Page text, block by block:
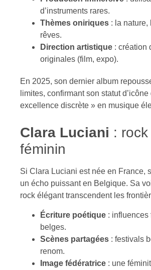
d’instruments rares.
Thèmes oniriques : la nature,
rêves.
Direction artistique : création
originales (film, expo).
En 2025, son dernier album
limites, confirmant son statut d’icône
excellence discrète » en musique
Clara Luciani :
féminin
Si Clara Luciani est née en France,
un écho puissant en Belgique. Sa
rock élégant transcendent les
Écriture poétique : influences
belges.
Scènes partagées : festivals
renom.
Image fédératrice : une